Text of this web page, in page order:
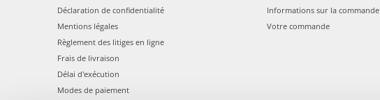
Déclaration de confidentialité
Mentions légales
Règlement des litiges en ligne
Frais de livraison
Délai d'exécution
Modes de paiement
Informations sur la commande
Votre commande